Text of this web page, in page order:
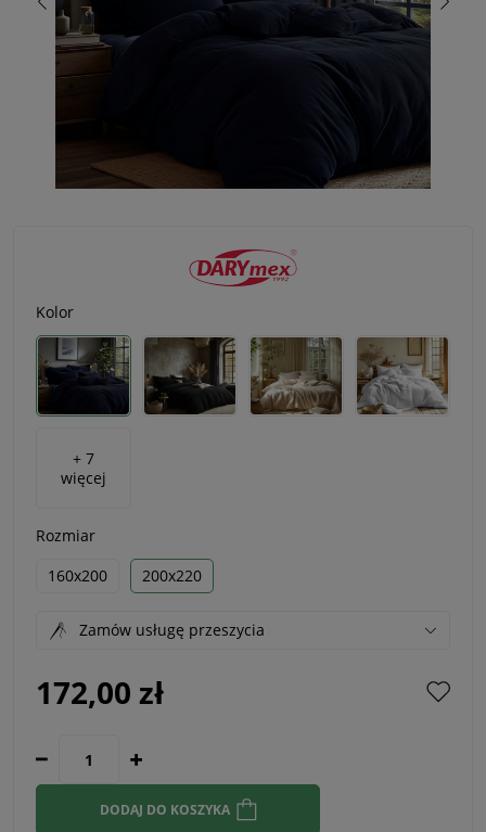
Kolor
+ 7
więcej
Rozmiar
160x200
200x220
Zamów usługę przeszycia
172,00 zł
DODAJ DO KOSZYKA